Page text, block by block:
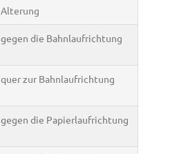
Alterung
gegen die Bahnlaufrichtung
quer zur Bahnlaufrichtung
gegen die Papierlaufrichtung